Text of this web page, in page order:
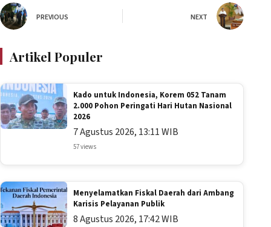
PREVIOUS NEXT
Artikel Populer
Kado untuk Indonesia, Korem 052 Tanam
2.000 Pohon Peringati Hari Hutan Nasional
2026
7 Agustus 2026, 13:11 WIB
57 views
Menyelamatkan Fiskal Daerah dari Ambang
Karisis Pelayanan Publik
8 Agustus 2026, 17:42 WIB